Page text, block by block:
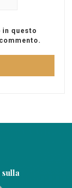
in questo